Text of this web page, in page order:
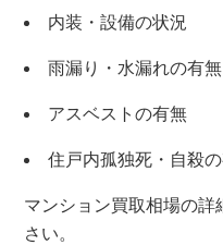
×
無料査
内装・設備の状況
雨漏り・水漏れの有無
アスベストの有無
住戸内孤独死・自殺
マンション買取相場の
さい。